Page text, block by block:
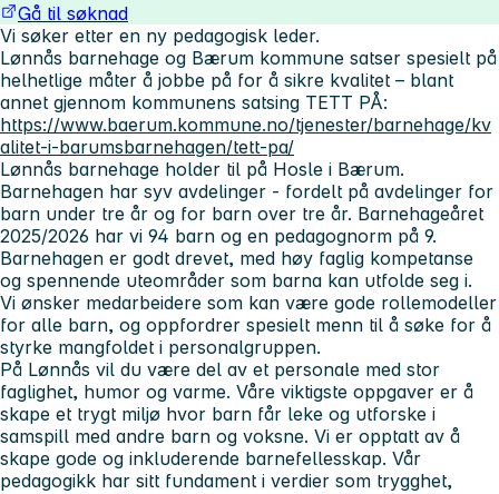
Gå til søknad
Vi søker etter en ny pedagogisk leder.
Lønnås barnehage og Bærum kommune satser spesielt på
helhetlige måter å jobbe på for å sikre kvalitet – blant
annet gjennom kommunens satsing TETT PÅ:
https://www.baerum.kommune.no/tjenester/barnehage/kv
alitet-i-barumsbarnehagen/tett-pa/
Lønnås barnehage holder til på Hosle i Bærum.
Barnehagen har syv avdelinger - fordelt på avdelinger for
barn under tre år og for barn over tre år. Barnehageåret
2025/2026 har vi 94 barn og en pedagognorm på 9.
Barnehagen er godt drevet, med høy faglig kompetanse
og spennende uteområder som barna kan utfolde seg i.
Vi ønsker medarbeidere som kan være gode rollemodeller
for alle barn, og oppfordrer spesielt menn til å søke for å
styrke mangfoldet i personalgruppen.
På Lønnås vil du være del av et personale med stor
faglighet, humor og varme. Våre viktigste oppgaver er å
skape et trygt miljø hvor barn får leke og utforske i
samspill med andre barn og voksne. Vi er opptatt av å
skape gode og inkluderende barnefellesskap. Vår
pedagogikk har sitt fundament i verdier som trygghet,